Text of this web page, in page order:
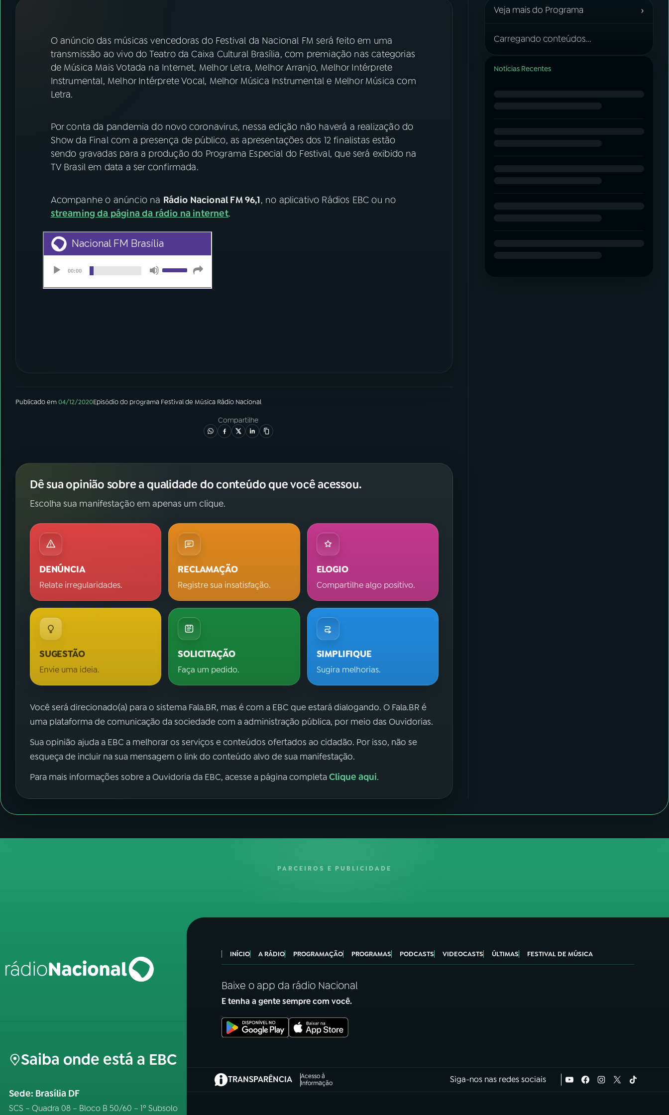
FESTIVAL DE MÚSICA
ACOMPANHE A RÁDIO NACIONAL
O anúncio das músicas vencedoras do Festival da Nacional FM será feito em uma
transmissão ao vivo do Teatro da Caixa Cultural Brasília, com premiação nas categorias
de Música Mais Votada na Internet, Melhor Letra, Melhor Arranjo, Melhor Intérprete
Instrumental, Melhor Intérprete Vocal, Melhor Música Instrumental e Melhor Música com
Letra.
Por conta da pandemia do novo coronavirus, nessa edição não haverá a realização do
Show da Final com a presença de público, as apresentações dos 12 finalistas estão
sendo gravadas para a produção do Programa Especial do Festival, que será exibido na
TV Brasil em data a ser confirmada.
Acompanhe o anúncio na Rádio Nacional FM 96,1, no aplicativo Rádios EBC ou no
streaming da página da rádio na internet.
Publicado em04/12/2020Episódiodo programa Festival de Música Rádio Nacional
Compartilhe
Dê sua opinião sobre a qualidade do conteúdo que você acessou.
Escolha sua manifestação em apenas um clique.
DENÚNCIA
Relate irregularidades.
RECLAMAÇÃO
Registre sua insatisfação.
ELOGIO
Compartilhe algo positivo.
SUGESTÃO
Envie uma ideia.
SOLICITAÇÃO
Faça um pedido.
SIMPLIFIQUE
Sugira melhorias.
Você será direcionado(a) para o sistema Fala.BR, mas é com a EBC que estará dialogando. O Fala.BR é
uma plataforma de comunicação da sociedade com a administração pública, por meio das Ouvidorias.
Sua opinião ajuda a EBC a melhorar os serviços e conteúdos ofertados ao cidadão. Por isso, não se
esqueça de incluir na sua mensagem o link do conteúdo alvo de sua manifestação.
Para mais informações sobre a Ouvidoria da EBC, acesse a página completaClique aqui.
Veja mais do Programa ›
Carregando conteúdos...
Notícias Recentes
PARCEIROS E PUBLICIDADE
Saiba onde está a EBC
Sede: Brasília DF
SCS – Quadra 08 – Bloco B 50/60 – 1º Subsolo
INÍCIO A RÁDIO PROGRAMAÇÃO PROGRAMAS PODCASTS VIDEOCASTS ÚLTIMAS FESTIVAL DE MÚSICA
Baixe o app da rádio Nacional
E tenha a gente sempre com você.
TRANSPARÊNCIA
Acesso à
Informação
(abre em nova aba) Siga-nos nas redes sociais